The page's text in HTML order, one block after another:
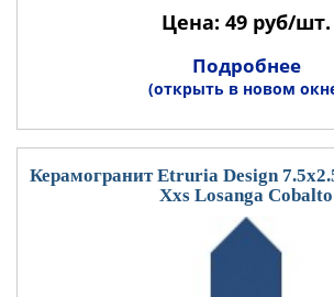
Цена: 49 руб/шт.
Подробнее
(открыть в новом
Керамогранит Etruria Design
Xxs Losanga Cobalto